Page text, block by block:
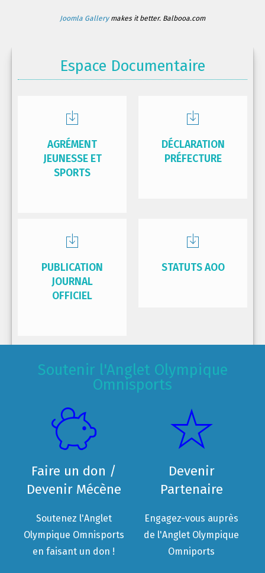
Joomla Gallerymakes it better. Balbooa.com
Espace Documentaire
AGRÉMENT
JEUNESSE ET
SPORTS
DÉCLARATION
PRÉFECTURE
PUBLICATION
JOURNAL
OFFICIEL
STATUTS AOO
Soutenir l'Anglet Olympique
Omnisports
Faire un don /
Devenir Mécène
Soutenez l'Anglet
Olympique Omnisports
en faisant un don !
Devenir
Partenaire
Engagez-vous auprès
de l'Anglet Olympique
Omniports